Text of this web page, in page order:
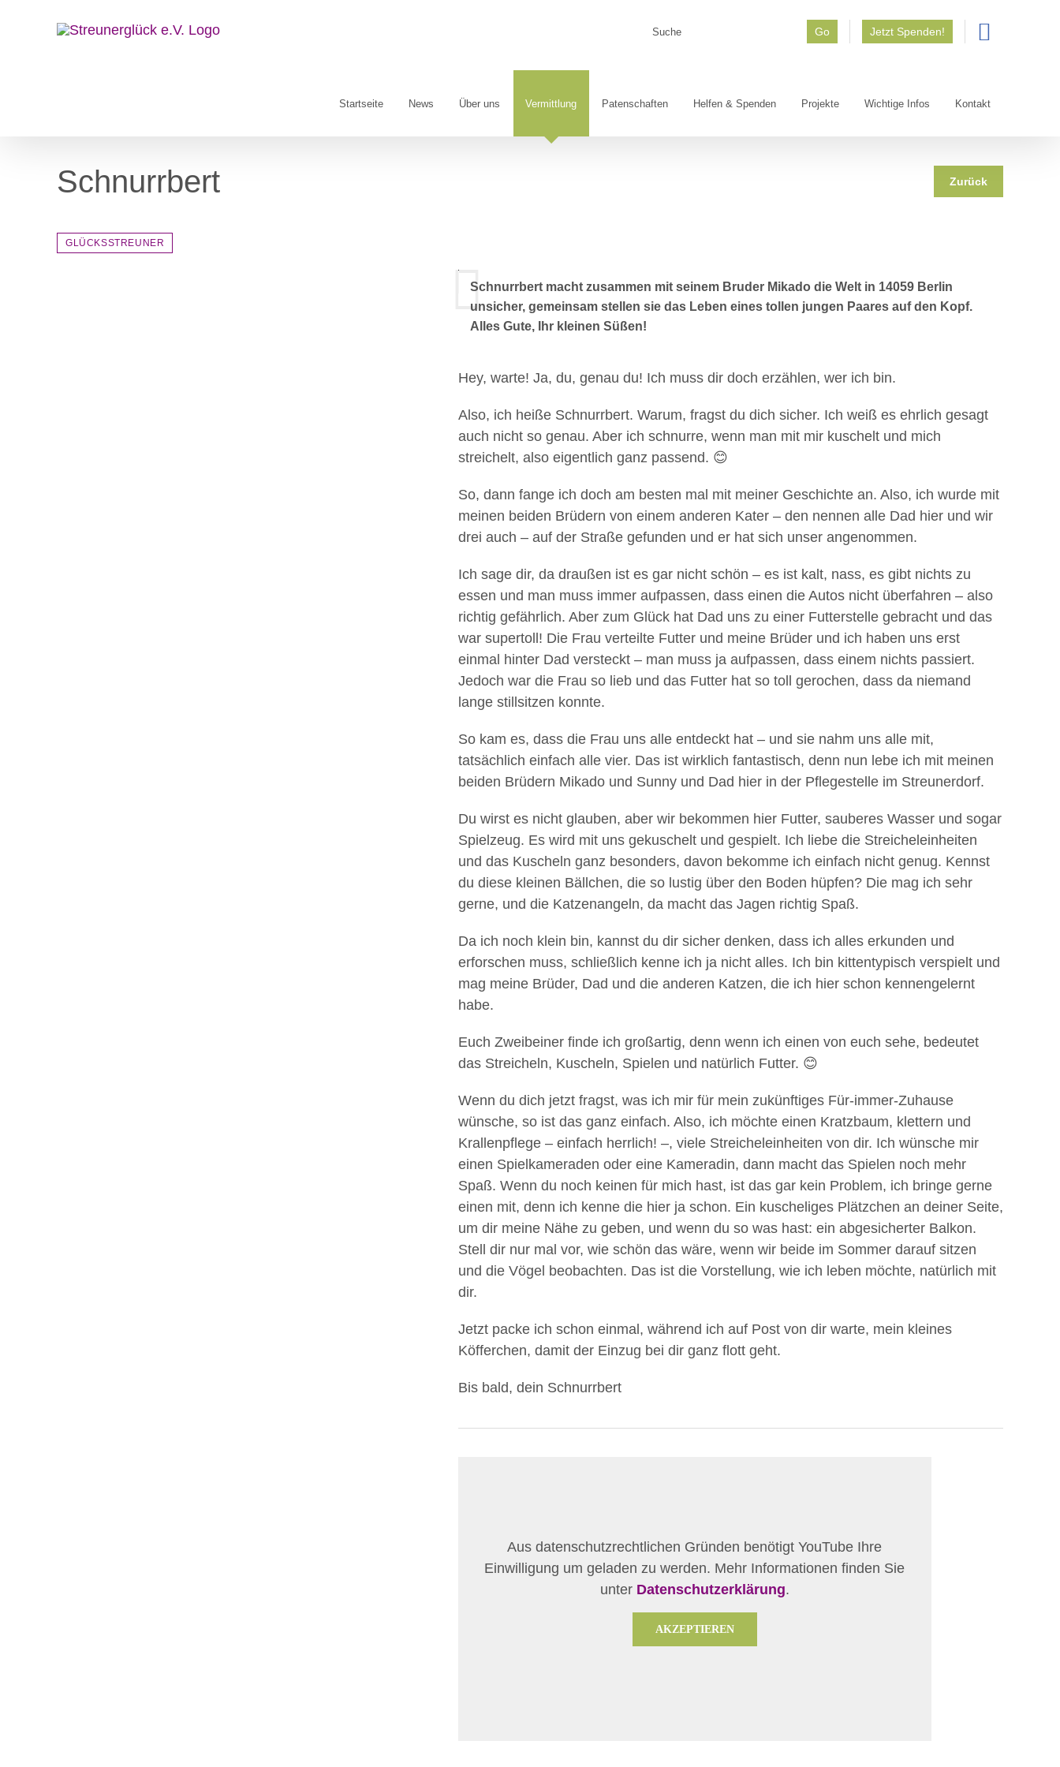
Go Jetzt Spenden!
Startseite News Über uns Vermittlung Patenschaften Helfen & Spenden Projekte Wichtige Infos Kontakt
Schnurrbert Zurück
GLÜCKSSTREUNER
Schnurrbert macht zusammen mit seinem Bruder Mikado die Welt in 14059 Berlin
unsicher, gemeinsam stellen sie das Leben eines tollen jungen Paares auf den Kopf.
Alles Gute, Ihr kleinen Süßen!
Hey, warte! Ja, du, genau du! Ich muss dir doch erzählen, wer ich bin.
Also, ich heiße Schnurrbert. Warum, fragst du dich sicher. Ich weiß es ehrlich gesagt
auch nicht so genau. Aber ich schnurre, wenn man mit mir kuschelt und mich
streichelt, also eigentlich ganz passend. 😊
So, dann fange ich doch am besten mal mit meiner Geschichte an. Also, ich wurde mit
meinen beiden Brüdern von einem anderen Kater – den nennen alle Dad hier und wir
drei auch – auf der Straße gefunden und er hat sich unser angenommen.
Ich sage dir, da draußen ist es gar nicht schön – es ist kalt, nass, es gibt nichts zu
essen und man muss immer aufpassen, dass einen die Autos nicht überfahren – also
richtig gefährlich. Aber zum Glück hat Dad uns zu einer Futterstelle gebracht und das
war supertoll! Die Frau verteilte Futter und meine Brüder und ich haben uns erst
einmal hinter Dad versteckt – man muss ja aufpassen, dass einem nichts passiert.
Jedoch war die Frau so lieb und das Futter hat so toll gerochen, dass da niemand
lange stillsitzen konnte.
So kam es, dass die Frau uns alle entdeckt hat – und sie nahm uns alle mit,
tatsächlich einfach alle vier. Das ist wirklich fantastisch, denn nun lebe ich mit meinen
beiden Brüdern Mikado und Sunny und Dad hier in der Pflegestelle im Streunerdorf.
Du wirst es nicht glauben, aber wir bekommen hier Futter, sauberes Wasser und sogar
Spielzeug. Es wird mit uns gekuschelt und gespielt. Ich liebe die Streicheleinheiten
und das Kuscheln ganz besonders, davon bekomme ich einfach nicht genug. Kennst
du diese kleinen Bällchen, die so lustig über den Boden hüpfen? Die mag ich sehr
gerne, und die Katzenangeln, da macht das Jagen richtig Spaß.
Da ich noch klein bin, kannst du dir sicher denken, dass ich alles erkunden und
erforschen muss, schließlich kenne ich ja nicht alles. Ich bin kittentypisch verspielt und
mag meine Brüder, Dad und die anderen Katzen, die ich hier schon kennengelernt
habe.
Euch Zweibeiner finde ich großartig, denn wenn ich einen von euch sehe, bedeutet
das Streicheln, Kuscheln, Spielen und natürlich Futter. 😊
Wenn du dich jetzt fragst, was ich mir für mein zukünftiges Für-immer-Zuhause
wünsche, so ist das ganz einfach. Also, ich möchte einen Kratzbaum, klettern und
Krallenpflege – einfach herrlich! –, viele Streicheleinheiten von dir. Ich wünsche mir
einen Spielkameraden oder eine Kameradin, dann macht das Spielen noch mehr
Spaß. Wenn du noch keinen für mich hast, ist das gar kein Problem, ich bringe gerne
einen mit, denn ich kenne die hier ja schon. Ein kuscheliges Plätzchen an deiner Seite,
um dir meine Nähe zu geben, und wenn du so was hast: ein abgesicherter Balkon.
Stell dir nur mal vor, wie schön das wäre, wenn wir beide im Sommer darauf sitzen
und die Vögel beobachten. Das ist die Vorstellung, wie ich leben möchte, natürlich mit
dir.
Jetzt packe ich schon einmal, während ich auf Post von dir warte, mein kleines
Köfferchen, damit der Einzug bei dir ganz flott geht.
Bis bald, dein Schnurrbert
dem
Mehr
erfahren
YouTube
immer
entsperren
Aus datenschutzrechtlichen Gründen benötigt YouTube Ihre
Einwilligung um geladen zu werden. Mehr Informationen finden Sie
unter Datenschutzerklärung.
AKZEPTIEREN